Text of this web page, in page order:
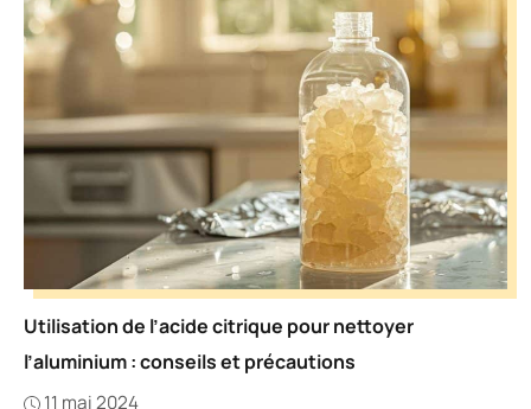
Utilisation de l’acide citrique pour nettoyer
l’aluminium : conseils et précautions
11 mai 2024